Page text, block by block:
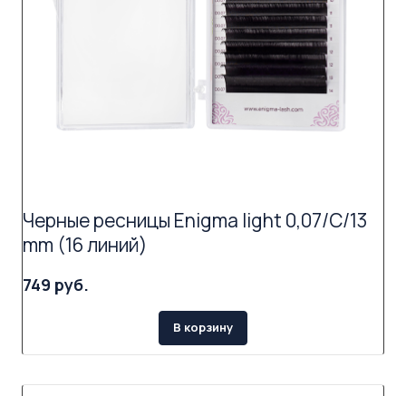
Черные ресницы Enigma light 0,07/C/13
mm (16 линий)
749 руб.
В корзину